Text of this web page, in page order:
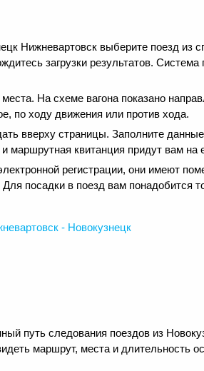
Нижневартовск выберите поезд из
загрузки результатов.
На схеме вагона показано
по ходу движения или против хода.
вверху страницы. Заполните
маршрутная квитанция придут вам на
регистрации, они имеют
посадки в поезд вам понадобится
- Новокузнецк
путь следования поездов из
маршрут, места и длительность